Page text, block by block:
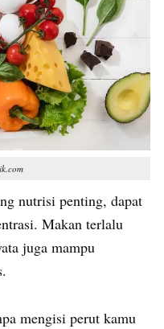
nutrisi penting, dapat
Makan terlalu
juga mampu
mengisi perut kamu